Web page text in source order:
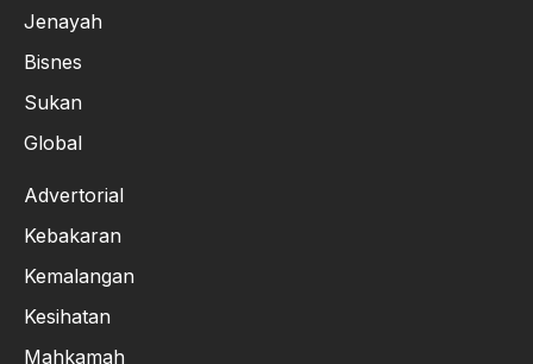
Jenayah
Bisnes
Sukan
Global
Advertorial
Kebakaran
Kemalangan
Kesihatan
Mahkamah